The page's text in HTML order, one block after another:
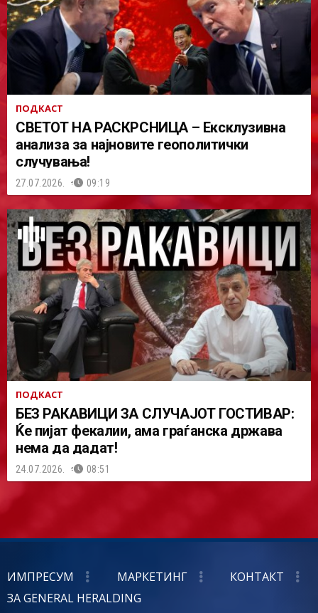
ПОДКАСТ
СВЕТОТ НА РАСКРСНИЦА – Ексклузивна
анализа за најновите геополитички
случувања!
27.07.2026. 09:19
ПОДКАСТ
БЕЗ РАКАВИЦИ ЗА СЛУЧАЈОТ ГОСТИВАР:
Ќе пијат фекалии, ама граѓанска држава
нема да дадат!
24.07.2026. 08:51
ИМПРЕСУМ МАРКЕТИНГ
КОНТАКТ
ЗА GENERAL HERALDING